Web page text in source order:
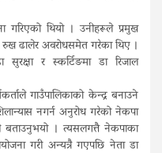
गरिएको थियो । उनीहरूले प्रमुख
ढालेर अवरोधसमेत गरेका थिए ।
र स्कर्टिङमा डा रिजाल
गाउँपालिकाको केन्द्र बनाउने
नगर्न अनुरोध गरेको नेकपा
। त्यसलगत्तै नेकपाका
गरी अन्यत्रै गएपछि नेता डा